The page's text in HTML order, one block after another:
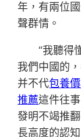
年，有兩位
聲群情。
“我聽得
我們中國的
并不代包養
推薦這件往
發明不竭推
長高度的認